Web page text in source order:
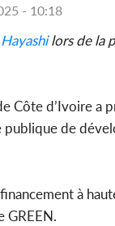
- 10:18
lors de la
Côte d’Ivoire a
publique de
à
GREEN.